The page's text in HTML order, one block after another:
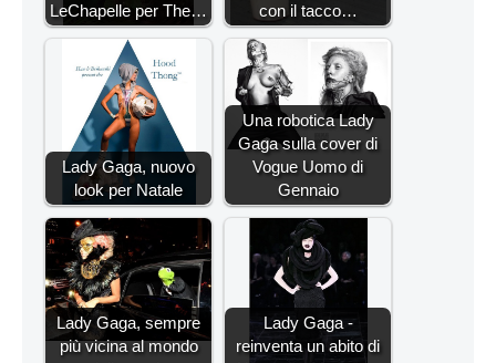
LeChapelle per The…
con il tacco…
Lady Gaga, nuovo
look per Natale
Una robotica Lady
Gaga sulla cover di
Vogue Uomo di
Gennaio
Lady Gaga, sempre
più vicina al mondo
Lady Gaga -
reinventa un abito di